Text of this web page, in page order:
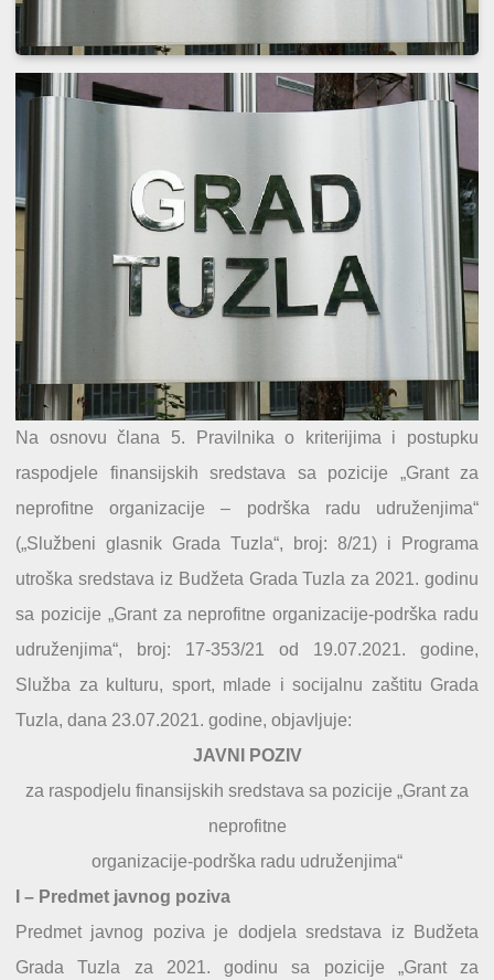
Na osnovu člana 5. Pravilnika o kriterijima i postupku
raspodjele finansijskih sredstava sa pozicije „Grant za
neprofitne organizacije – podrška radu udruženjima“
(„Službeni glasnik Grada Tuzla“, broj: 8/21) i Programa
utroška sredstava iz Budžeta Grada Tuzla za 2021. godinu
sa pozicije „Grant za neprofitne organizacije-podrška radu
udruženjima“, broj: 17-353/21 od 19.07.2021. godine,
Služba za kulturu, sport, mlade i socijalnu zaštitu Grada
Tuzla, dana 23.07.2021. godine, objavljuje:
JAVNI POZIV
za raspodjelu finansijskih sredstava sa pozicije „Grant za
neprofitne
organizacije-podrška radu udruženjima“
I – Predmet javnog poziva
Predmet javnog poziva je dodjela sredstava iz Budžeta
Grada Tuzla za 2021. godinu sa pozicije „Grant za